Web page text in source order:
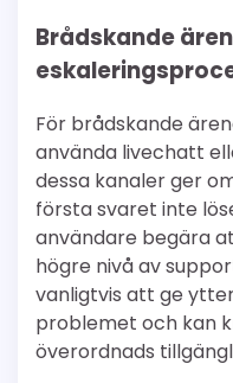
Brådskande
För brådskande
använda livechatt
dessa kanaler ger
första svaret inte
användare begära
högre nivå av
vanligtvis att ge
problemet och kan
överordnads